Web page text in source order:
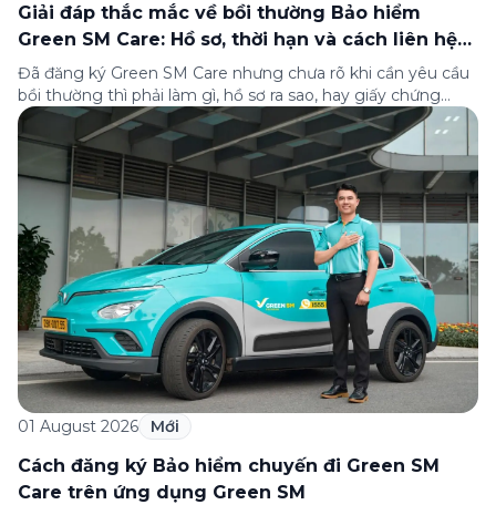
Giải đáp thắc mắc về bồi thường Bảo hiểm
Green SM Care: Hồ sơ, thời hạn và cách liên hệ
hỗ trợ
Đã đăng ký Green SM Care nhưng chưa rõ khi cần yêu cầu
bồi thường thì phải làm gì, hồ sơ ra sao, hay giấy chứng
nhận bảo hiểm tìm ở đâu? Bài viết này tổng hợp đầy đủ các
câu hỏi thường gặp nhất về quy trình bồi thường và hỗ trợ
của Green […]
01 August 2026 Mới
Cách đăng ký Bảo hiểm chuyến đi Green SM
Care trên ứng dụng Green SM